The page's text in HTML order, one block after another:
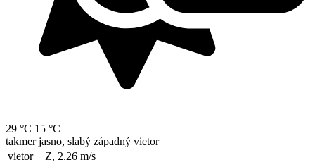
29 °C 15 °C
takmer jasno, slabý západný vietor
vietor
Z, 2.26 m/s